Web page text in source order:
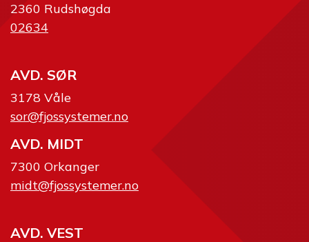
2360 Rudshøgda
02634
AVD. SØR
3178 Våle
sor@fjossystemer.no
AVD. MIDT
7300 Orkanger
midt@fjossystemer.no
AVD. VEST